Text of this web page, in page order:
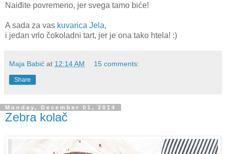
Naiđite povremeno, jer svega tamo biće!
A sada za vas kuvarica Jela,
i jedan vrlo čokoladni tart, jer je ona tako htela! :)
Maja Babić at 12:14 AM 15 comments:
Share
Monday, December 01, 2014
Zebra kolač